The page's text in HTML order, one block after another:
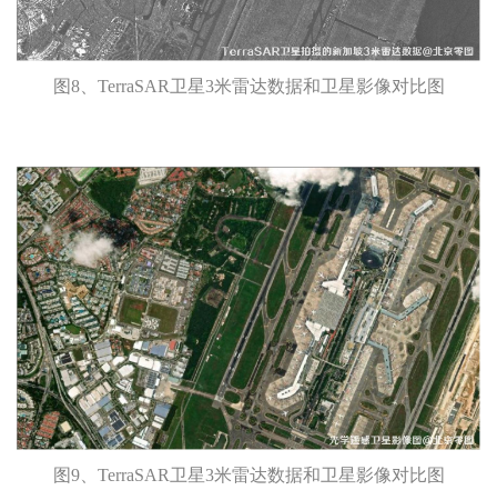
图8、TerraSAR卫星3米雷达数据和卫星影像对比图
图9、TerraSAR卫星3米雷达数据和卫星影像对比图